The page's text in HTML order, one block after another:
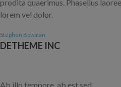
prodita quaerimus. Phasellus
lorem vel dolor.
Stephen Bowman
DETHEME INC
Ab illo tempore, ab est sed